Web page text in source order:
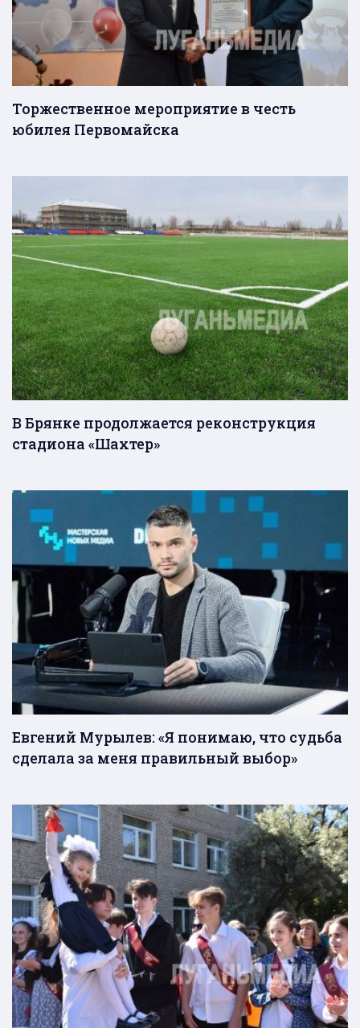
Торжественное мероприятие в честь
юбилея Первомайска
В Брянке продолжается реконструкция
стадиона «Шахтер»
Евгений Мурылев: «Я понимаю, что судьба
сделала за меня правильный выбор»